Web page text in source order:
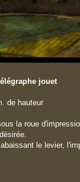
jouet
de hauteur
la roue
désirée.
le levier,